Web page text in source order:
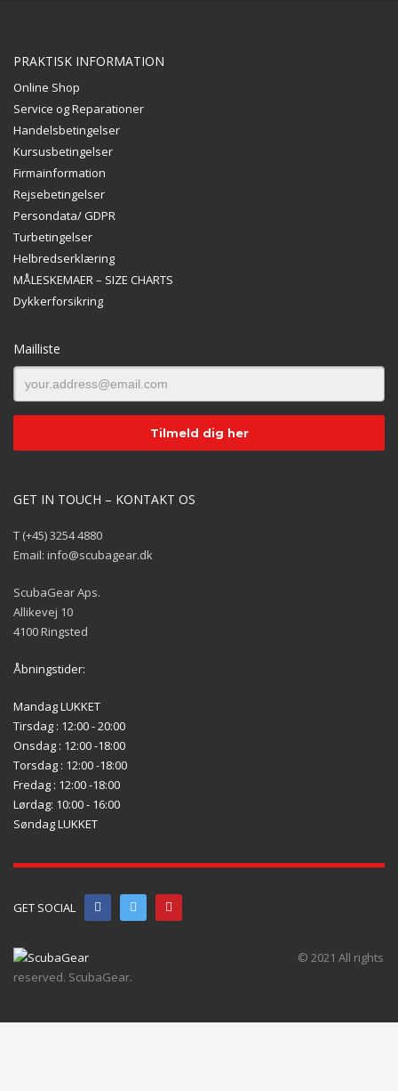
PRAKTISK INFORMATION
Online Shop
Service og Reparationer
Handelsbetingelser
Kursusbetingelser
Firmainformation
Rejsebetingelser
Persondata/ GDPR
Turbetingelser
Helbredserklæring
MÅLESKEMAER – SIZE CHARTS
Dykkerforsikring
Mailliste
GET IN TOUCH – KONTAKT OS
T (+45) 3254 4880
Email: info@scubagear.dk
ScubaGear Aps.
Allikevej 10
4100 Ringsted
Åbningstider:
Mandag LUKKET
Tirsdag : 12:00 - 20:00
Onsdag : 12:00 -18:00
Torsdag : 12:00 -18:00
Fredag : 12:00 -18:00
Lørdag: 10:00 - 16:00
Søndag LUKKET
GET SOCIAL
© 2021 All rights
reserved. ScubaGear.